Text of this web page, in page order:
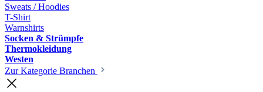
Sweats / Hoodies
T-Shirt
Warnshirts
Socken & Strümpfe
Thermokleidung
Westen
Zur Kategorie Branchen